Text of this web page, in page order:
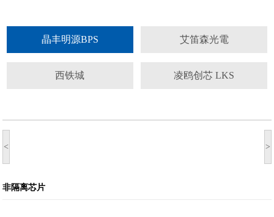
晶丰明源BPS 艾笛森光電
西铁城 凌鸥创芯 LKS
< >
非隔离芯片